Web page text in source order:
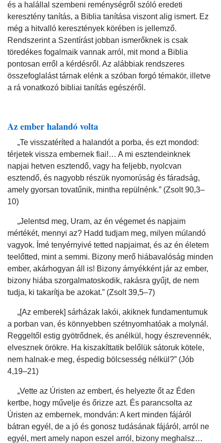
és a halállal szembeni reménységről szóló eredeti
keresztény tanítás, a Biblia tanítása viszont alig ismert. Ez
még a hitvalló keresztények körében is jellemző.
Rendszerint a Szentírást jobban ismerőknek is csak
töredékes fogalmaik vannak arról, mit mond a Biblia
pontosan erről a kérdésről. Az alábbiak rendszeres
összefoglalást tárnak elénk a szóban forgó témakör, illetve
a rá vonatkozó bibliai tanítás egészéről.
Az ember halandó volta
„Te visszatéríted a halandót a porba, és ezt mondod:
térjetek vissza embernek fiai!… A mi esztendeinknek
napjai hetven esztendő, vagy ha feljebb, nyolcvan
esztendő, és nagyobb részük nyomorúság és fáradság,
amely gyorsan tovatűnik, mintha repülnénk.” (Zsolt 90,3–
10)
„Jelentsd meg, Uram, az én végemet és napjaim
mértékét, mennyi az? Hadd tudjam meg, milyen múlandó
vagyok. Ímé tenyérnyivé tetted napjaimat, és az én életem
teelőtted, mint a semmi. Bizony merő hiábavalóság minden
ember, akárhogyan áll is! Bizony árnyékként jár az ember,
bizony hiába szorgalmatoskodik, rakásra gyűjt, de nem
tudja, ki takarítja be azokat.” (Zsolt 39,5–7)
„[Az emberek] sárházak lakói, akiknek fundamentumuk
a porban van, és könnyebben szétnyomhatóak a molynál.
Reggeltől estig gyötrődnek, és anélkül, hogy észrevennék,
elvesznek örökre. Ha kiszakíttatik belőlük sátoruk kötele,
nem halnak-e meg, éspedig bölcsesség nélkül?” (Jób
4,19–21)
„Vette az Úristen az embert, és helyezte őt az Éden
kertbe, hogy művelje és őrizze azt. És parancsolta az
Úristen az embernek, mondván: A kert minden fájáról
bátran egyél, de a jó és gonosz tudásának fájáról, arról ne
egyél, mert amely napon eszel arról, bizony meghalsz…